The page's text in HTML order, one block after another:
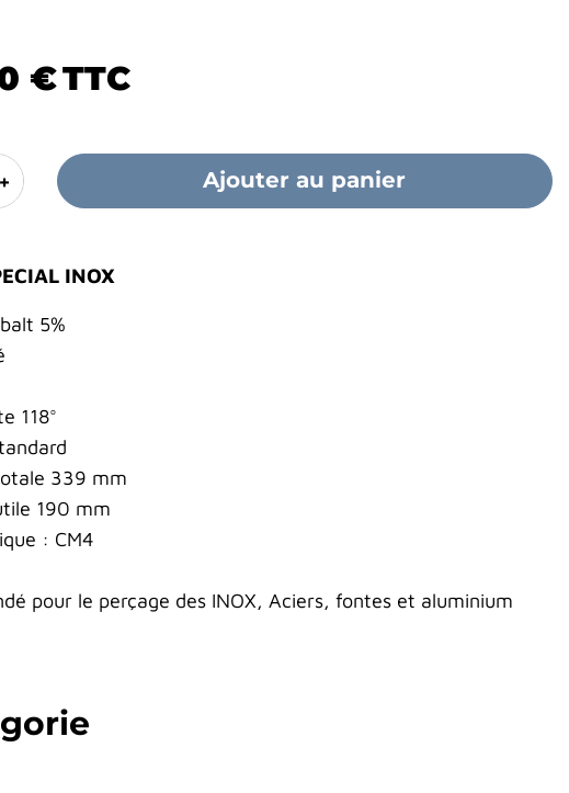
€TTC
+ Ajouter au panier
INOX
5%
118°
339 mm
190 mm
: CM4
pour le perçage des INOX, Aciers, fontes et aluminium